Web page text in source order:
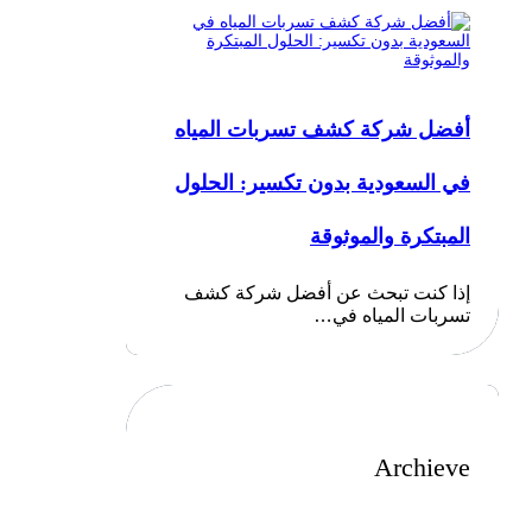
أفضل شركة كشف تسربات المياه
في السعودية بدون تكسير: الحلول
المبتكرة والموثوقة
إذا كنت تبحث عن أفضل شركة كشف
تسربات المياه في…
Archieve